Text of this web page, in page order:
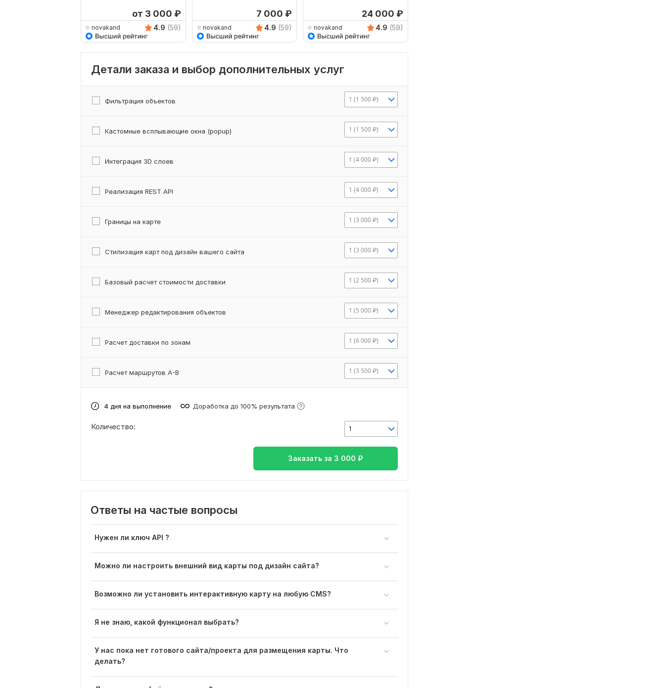
от 3 000 ₽
novakand 4.9 (59)
7 000 ₽
novakand 4.9 (59)
24 000 ₽
novakand 4.9 (59)
Детали заказа и выбор дополнительных услуг
Фильтрация объектов 1 (1 500 ₽)
Кастомные всплывающие окна (popup) 1 (1 500 ₽)
Интеграция 3D слоев 1 (4 000 ₽)
Реализация REST API 1 (4 000 ₽)
Границы на карте 1 (3 000 ₽)
Стилизация карт под дизайн вашего сайта 1 (3 000 ₽)
Базовый расчет стоимости доставки 1 (2 500 ₽)
Менеджер редактирования объектов 1 (5 000 ₽)
Расчет доставки по зонам 1 (6 000 ₽)
Расчет маршрутов A-B 1 (3 500 ₽)
4 дня на выполнение Доработка до 100% результата
1
Количество:
Заказать за 3 000 ₽
Ответы на частые вопросы
Нужен ли ключ API ?
Можно ли настроить внешний вид карты под дизайн сайта?
Возможно ли установить интерактивную карту на любую CMS?
Я не знаю, какой функционал выбрать?
У нас пока нет готового сайта/проекта для размещения карты. Что
делать?